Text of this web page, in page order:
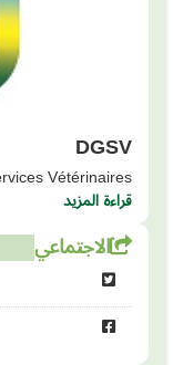
DGSV
Vétérinaires
قراءة المزيد
الاجتماعي